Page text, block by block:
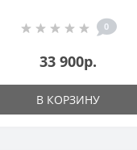
0
33 900р.
В КОРЗИНУ